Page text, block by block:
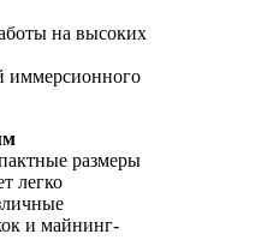
на высоких
иммерсионного
размеры
легко
и майнинг-